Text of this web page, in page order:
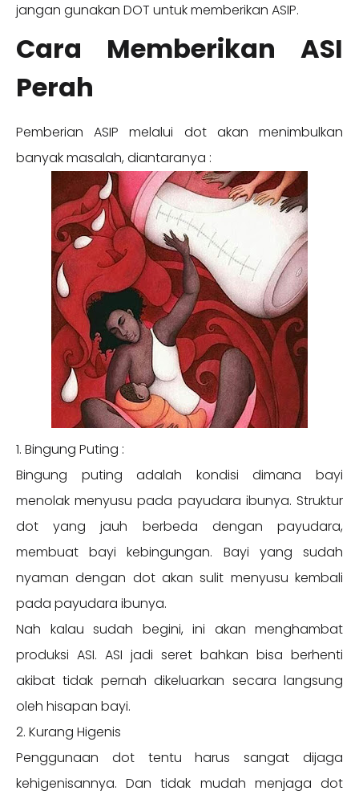
jangan gunakan DOT untuk memberikan ASIP.
Cara Memberikan ASI
Perah
Pemberian ASIP melalui dot akan menimbulkan
banyak masalah, diantaranya :
1. Bingung Puting :
Bingung puting adalah kondisi dimana bayi
menolak menyusu pada payudara ibunya. Struktur
dot yang jauh berbeda dengan payudara,
membuat bayi kebingungan. Bayi yang sudah
nyaman dengan dot akan sulit menyusu kembali
pada payudara ibunya.
Nah kalau sudah begini, ini akan menghambat
produksi ASI. ASI jadi seret bahkan bisa berhenti
akibat tidak pernah dikeluarkan secara langsung
oleh hisapan bayi.
2. Kurang Higenis
Penggunaan dot tentu harus sangat dijaga
kehigenisannya. Dan tidak mudah menjaga dot